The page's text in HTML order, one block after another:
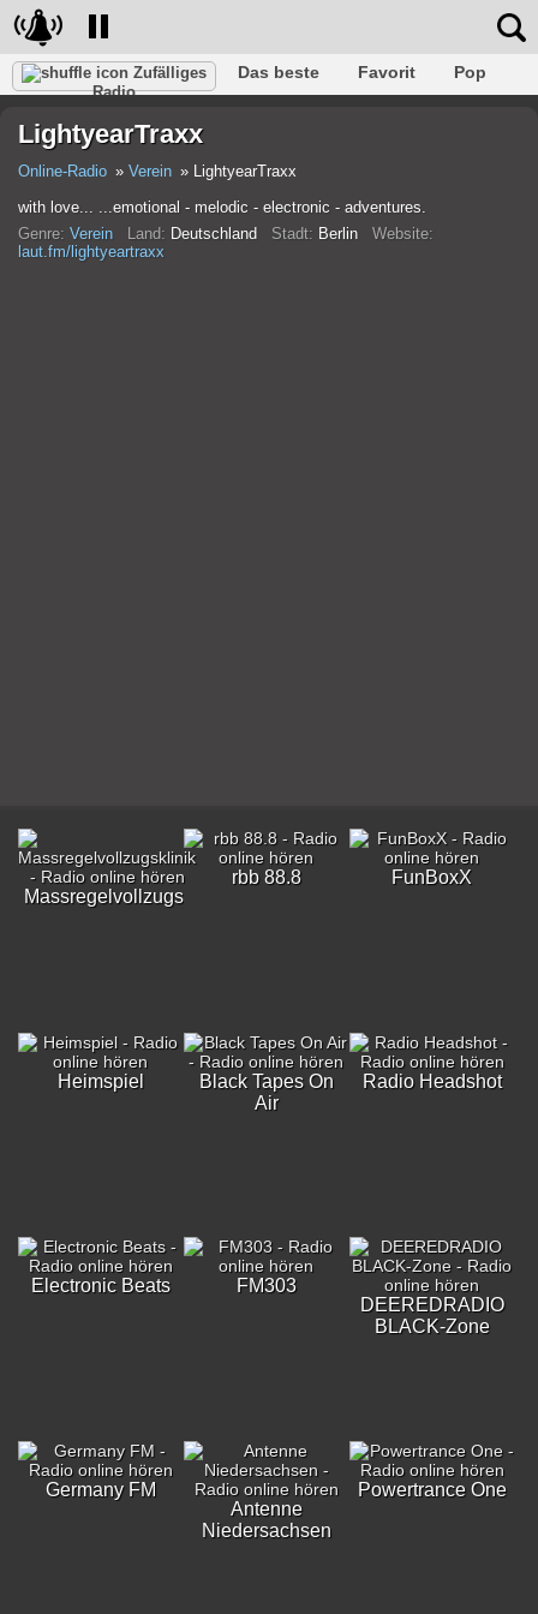
Zufälliges
Radio
Das beste Favorit
Pop
Rap
Trans Falk
LightyearTraxx
Online-Radio Verein
LightyearTraxx
with love... ...emotional - melodic - electronic - adventures.
Genre: Verein Land: Deutschland Stadt: Berlin Website:
laut.fm/lightyeartraxx
Massregelvollzugsklinik
rbb 88.8 FunBoxX
Heimspiel
Black Tapes On
Air
Radio Headshot
Electronic Beats
FM303
DEEREDRADIO
BLACK-Zone
Germany FM
Antenne
Niedersachsen
Powertrance One